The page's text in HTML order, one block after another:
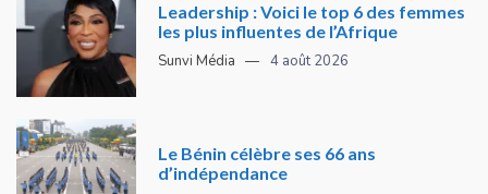
Leadership : Voici le top 6 des femmes
les plus influentes de l’Afrique
Sunvi Média 4 août 2026
Le Bénin célèbre ses 66 ans
d’indépendance